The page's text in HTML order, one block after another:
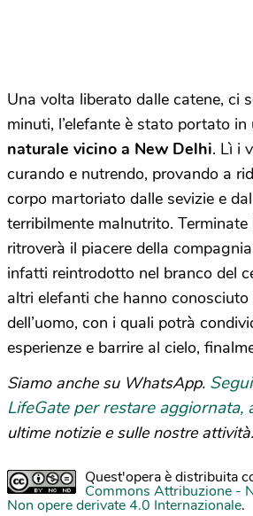
Una volta liberato dalle catene, ci
minuti, l’elefante è stato portato in
naturale vicino a New Delhi. Lì i
curando e nutrendo, provando a
corpo martoriato dalle sevizie e
terribilmente malnutrito. Terminate
ritroverà il piacere della
infatti reintrodotto nel branco del
altri elefanti che hanno
dell’uomo, con i quali potrà
esperienze e barrire al cielo,
Siamo anche su WhatsApp.
LifeGate per restare aggiornata,
ultime notizie e sulle nostre attività.
Quest'opera è distribuita
Commons Attribuzione -
Non opere derivate 4.0 Internazionale.